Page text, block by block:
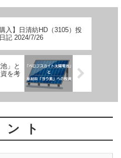
購入】日清紡HD（3105）投
記 2024/7/26
」と
を考
ント